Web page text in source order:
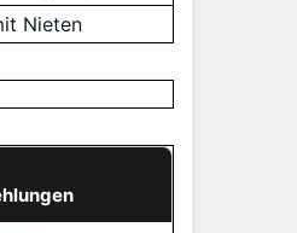
Nieten